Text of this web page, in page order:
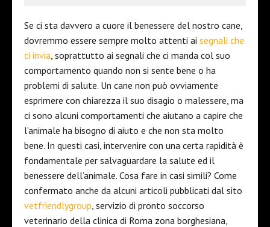
Se ci sta davvero a cuore il benessere del nostro cane,
dovremmo essere sempre molto attenti ai segnali che
ci invia, soprattutto ai segnali che ci manda col suo
comportamento quando non si sente bene o ha
problemi di salute. Un cane non può ovviamente
esprimere con chiarezza il suo disagio o malessere, ma
ci sono alcuni comportamenti che aiutano a capire che
l’animale ha bisogno di aiuto e che non sta molto
bene. In questi casi, intervenire con una certa rapidità è
fondamentale per salvaguardare la salute ed il
benessere dell’animale. Cosa fare in casi simili? Come
confermato anche da alcuni articoli pubblicati dal sito
vetfriendlygroup, servizio di pronto soccorso
veterinario della clinica di Roma zona borghesiana,